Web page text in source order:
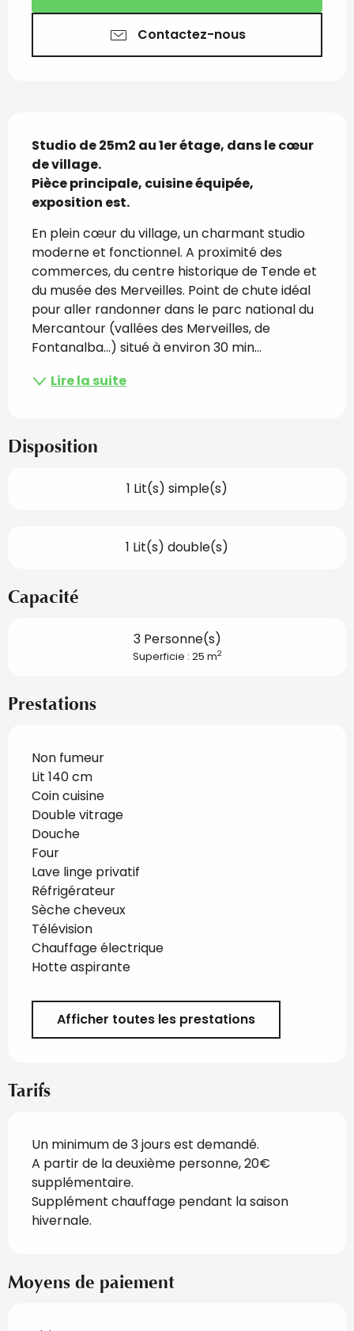
Contactez-nous
Description
Studio de 25m2 au 1er étage, dans le cœur
de village.
Pièce principale, cuisine équipée,
exposition est.
En plein cœur du village, un charmant studio
moderne et fonctionnel. A proximité des
commerces, du centre historique de Tende et
du musée des Merveilles. Point de chute idéal
pour aller randonner dans le parc national du
Mercantour (vallées des Merveilles, de
Fontanalba...) situé à environ 30 min...
Lire la suite
Disposition
1 Lit(s) simple(s)
1 Lit(s) double(s)
Capacité
3 Personne(s)
Superficie : 25 m2
Prestations
Non fumeur
Lit 140 cm
Coin cuisine
Double vitrage
Douche
Four
Lave linge privatif
Réfrigérateur
Sèche cheveux
Télévision
Chauffage électrique
Hotte aspirante
Afficher toutes les prestations
Tarifs
Un minimum de 3 jours est demandé.
A partir de la deuxième personne, 20€
supplémentaire.
Supplément chauffage pendant la saison
hivernale.
Moyens de paiement